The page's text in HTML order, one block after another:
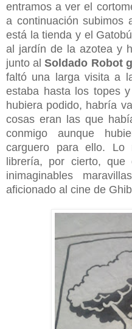
entramos a ver el
a continuación subimos
está la tienda y el
al jardín de la azotea y
junto alSoldado Robot
faltó una larga visita a
estaba hasta los topes
hubiera podido, habría
cosas eran las que
conmigo aunque
carguero para ello.
librería, por cierto,
inimaginables
aficionado al cine de